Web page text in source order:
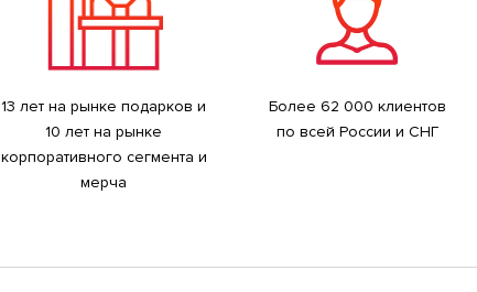
13 лет на рынке подарков и
10 лет на рынке
корпоративного сегмента и
мерча
Более 62 000 клиентов
по всей России и СНГ